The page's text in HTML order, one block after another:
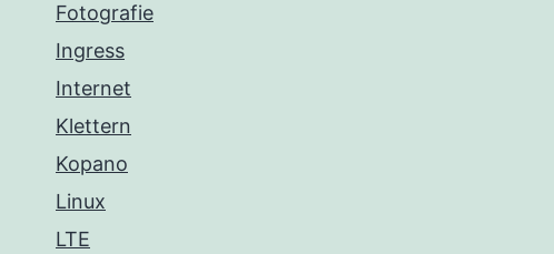
Fotografie
Ingress
Internet
Klettern
Kopano
Linux
LTE